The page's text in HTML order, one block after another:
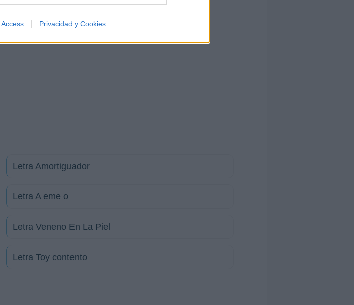
Privacidad y Cookies
Letra Amortiguador
Letra A eme o
Letra Veneno En La Piel
Letra Toy contento